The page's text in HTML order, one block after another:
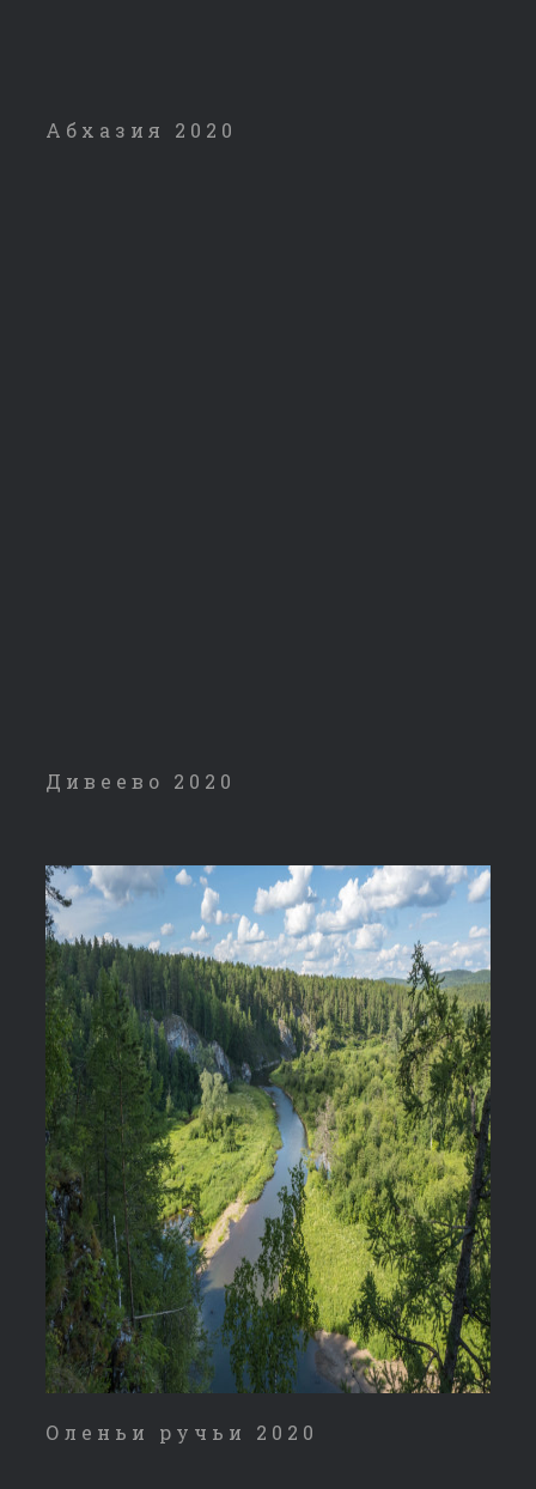
Абхазия 2020
Дивеево 2020
Оленьи ручьи 2020